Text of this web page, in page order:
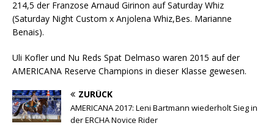
214,5 der Franzose Arnaud Girinon auf Saturday Whiz
(Saturday Night Custom x Anjolena Whiz,Bes. Marianne
Benais).
Uli Kofler und Nu Reds Spat Delmaso waren 2015 auf der
AMERICANA Reserve Champions in dieser Klasse gewesen.
ZURÜCK
AMERICANA 2017: Leni Bartmann wiederholt Sieg in
der ERCHA Novice Rider